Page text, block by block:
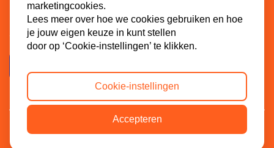
Dinkel 7
3086 HB Rotterdam
Privacybeleid © 2024 SGP-jongeren
marketingcookies.
Lees meer over hoe we cookies gebruiken en hoe
je jouw eigen keuze in kunt stellen
door op ‘Cookie-instellingen’ te klikken.
Cookie-instellingen
Accepteren